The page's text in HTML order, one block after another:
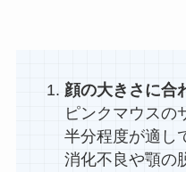
顔の大きさに合
ピンクマウスの
半分程度が適し
消化不良や顎の